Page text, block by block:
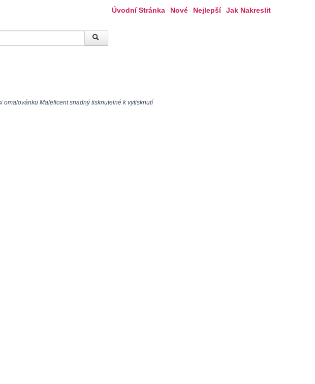
Úvodní Stránka Nové Nejlepší Jak Nakreslit
omalovánku Maleficent snadný tisknutelné k vytisknutí